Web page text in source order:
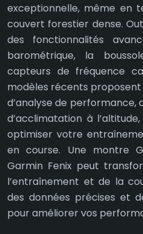
exceptionnelle, même en
couvert forestier dense.
des fonctionnalités
barométrique, la
capteurs de fréquence
modèles récents
d’analyse de
d’acclimatation à
optimiser votre
en course. Une montre
Garmin Fenix peut
l’entraînement et de la
des données précises et
pour améliorer vos